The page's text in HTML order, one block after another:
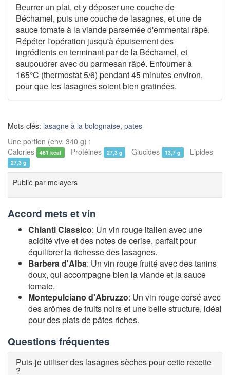
Beurrer un plat, et y déposer une couche de
Béchamel, puis une couche de lasagnes, et une de
sauce tomate à la viande parsemée d'emmental râpé.
Répéter l'opération jusqu'à épuisement des
ingrédients en terminant par de la Béchamel, et
saupoudrer avec du parmesan râpé. Enfourner à
165°C (thermostat 5/6) pendant 45 minutes environ,
pour que les lasagnes soient bien gratinées.
Mots-clés: lasagne à la bolognaise, pates
Une portion (env. 340 g) :
Calories
461 kcal Protéines 27,3 g Glucides 13,7 g Lipides
27,3 g
Publié par melayers
Accord mets et vin
Chianti Classico: Un vin rouge italien avec une
acidité vive et des notes de cerise, parfait pour
équilibrer la richesse des lasagnes.
Barbera d'Alba: Un vin rouge fruité avec des tanins
doux, qui accompagne bien la viande et la sauce
tomate.
Montepulciano d'Abruzzo: Un vin rouge corsé avec
des arômes de fruits noirs et une belle structure, idéal
pour des plats de pâtes riches.
Questions fréquentes
Puis-je utiliser des lasagnes sèches pour cette recette
?